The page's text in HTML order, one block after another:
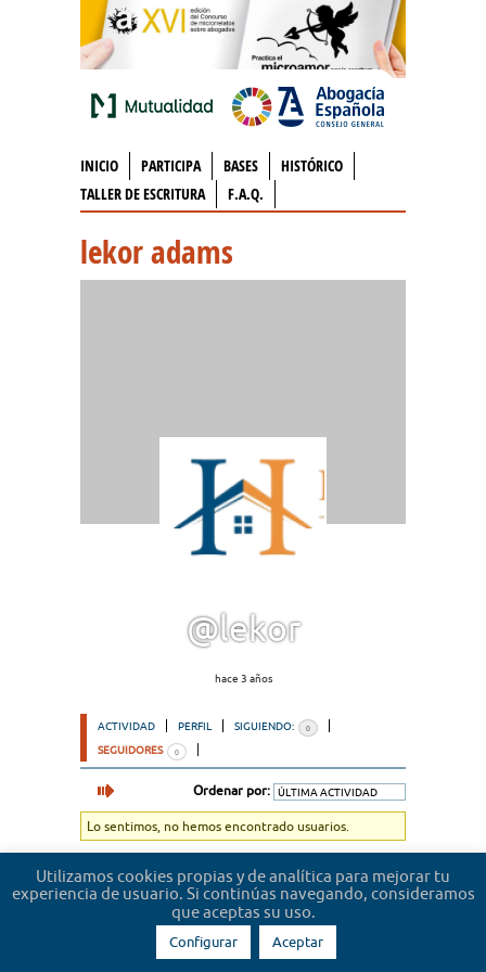
INICIO PARTICIPA BASES
HISTÓRICO
TALLER DE ESCRITURA
F.A.Q.
lekor adams
@lekor
hace 3 años
ACTIVIDAD PERFIL SIGUIENDO: 0
SEGUIDORES 0
Ordenar por:
Lo sentimos, no hemos encontrado usuarios.
Utilizamos cookies propias y de analítica para mejorar tu
experiencia de usuario. Si continúas navegando, consideramos
que aceptas su uso.
Configurar Aceptar